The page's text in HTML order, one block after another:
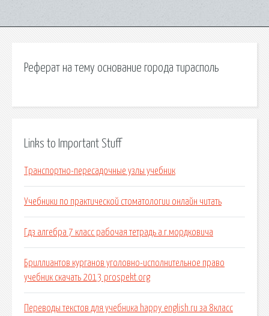
Реферат на тему основание города тирасполь
Links to Important Stuff
Транспортно-пересадочные узлы учебник
Учебники по практической стоматологии онлайн читать
Гдз алгебра 7 класс рабочая тетрадь а.г.мордковича
Бриллиантов курганов уголовно-исполнительное право
учебник скачать 2013 prospekt.org
Переводы текстов для учебника happy english.ru за 8класс